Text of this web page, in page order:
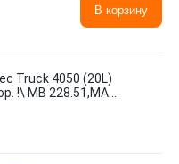
В корзину
Truck 4050 (20L)
!\ MB 228.51,MAN